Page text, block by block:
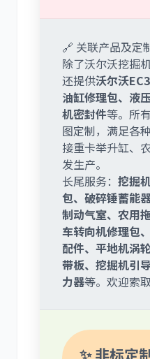
🔗 关联产品及定
除了沃尔沃挖掘
还提供沃尔沃
油缸修理包、液
机密封件等。所
图定制，满足各
接重卡举升缸、
发生产。
长尾服务： 挖掘
包、破碎锤蓄能
制动气室、农用
车转向机修理包
配件、平地机涡
带板、挖掘机引
力器等。欢迎索
✨ 非标定